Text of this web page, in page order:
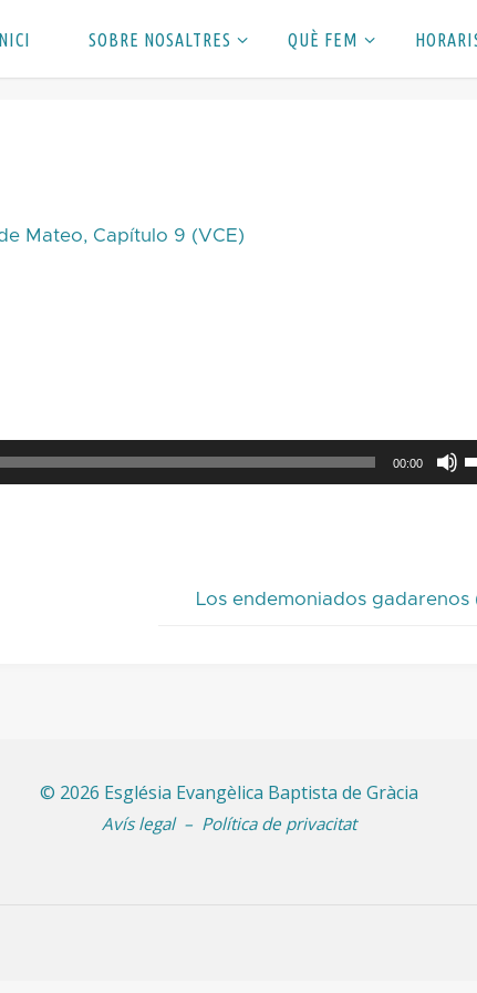
SOBRE NOSALTRES QUÈ FEM
Mateo, Capítulo 9 (VCE)
00:00
Los endemoniados gadarenos
© 2026 Església Evangèlica Baptista de Gràcia
Avís legal– Política de privacitat